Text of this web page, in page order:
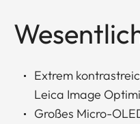
Extrem
Leica Image
Großes Micro-